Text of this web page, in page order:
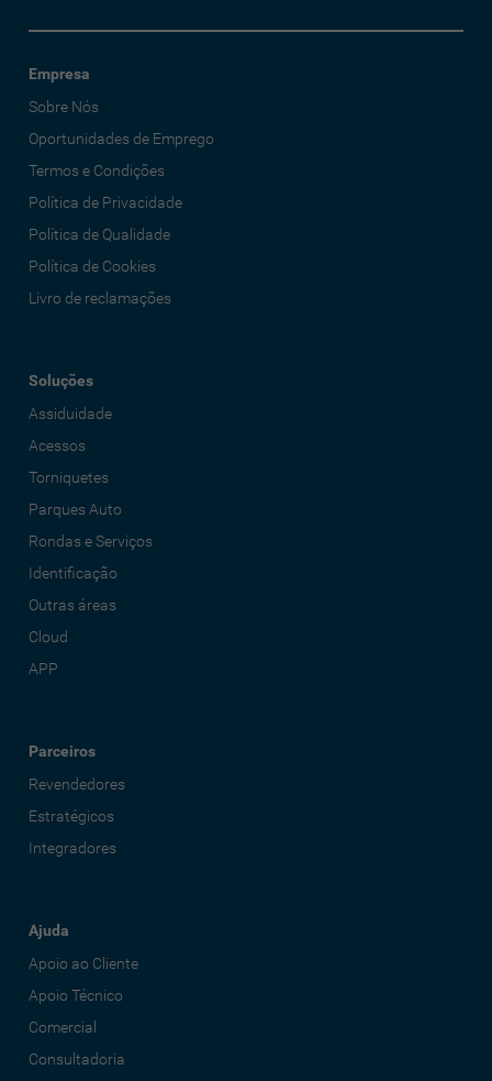
Empresa
Sobre Nós
Oportunidades de Emprego
Termos e Condições
Política de Privacidade
Política de Qualidade
Política de Cookies
Livro de reclamações
Soluções
Assiduidade
Acessos
Torniquetes
Parques Auto
Rondas e Serviços
Identificação
Outras áreas
Cloud
APP
Parceiros
Revendedores
Estratégicos
Integradores
Ajuda
Apoio ao Cliente
Apoio Técnico
Comercial
Consultadoria